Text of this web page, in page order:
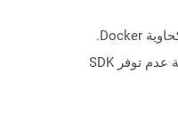
Aspose.Total Cloud متاح أيضًا كحاوية Docker.
حاول استخدامه مع cURL في حالة عدم توفر SDK